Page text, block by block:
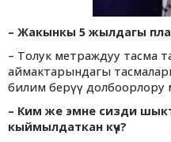
– Жакынкы 5 жылдагы
– Толук метраждуу тасма
аймактарындагы
билим берүү долбоорлору
– Ким же эмне сизди
кыймылдаткан күч?